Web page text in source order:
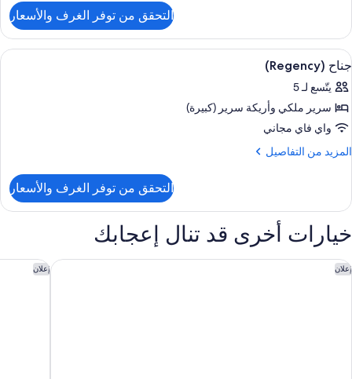
غرفة
عادية
-
سريران
كبيران
التحقق من توفر الغرف والأسعار
استعراض
جميع
صور
جناح
(Regency)
أغطية فراش متميزة وخزنة داخل الغرفة
4
جناح (Regency)
يتّسع لـ 5
سرير ملكي‫‬ وأريكة سرير (كبيرة)
واي فاي مجاني
المزيد من التفاصيل
المزيد
جناح
التحقق من توفر الغرف والأسعار
خيارات أخرى قد تنال إعجابك
إعلان
إنتركونتننتال سياتل بيليفيو، ٔي بي آيتش جي إعلان
هامبتون